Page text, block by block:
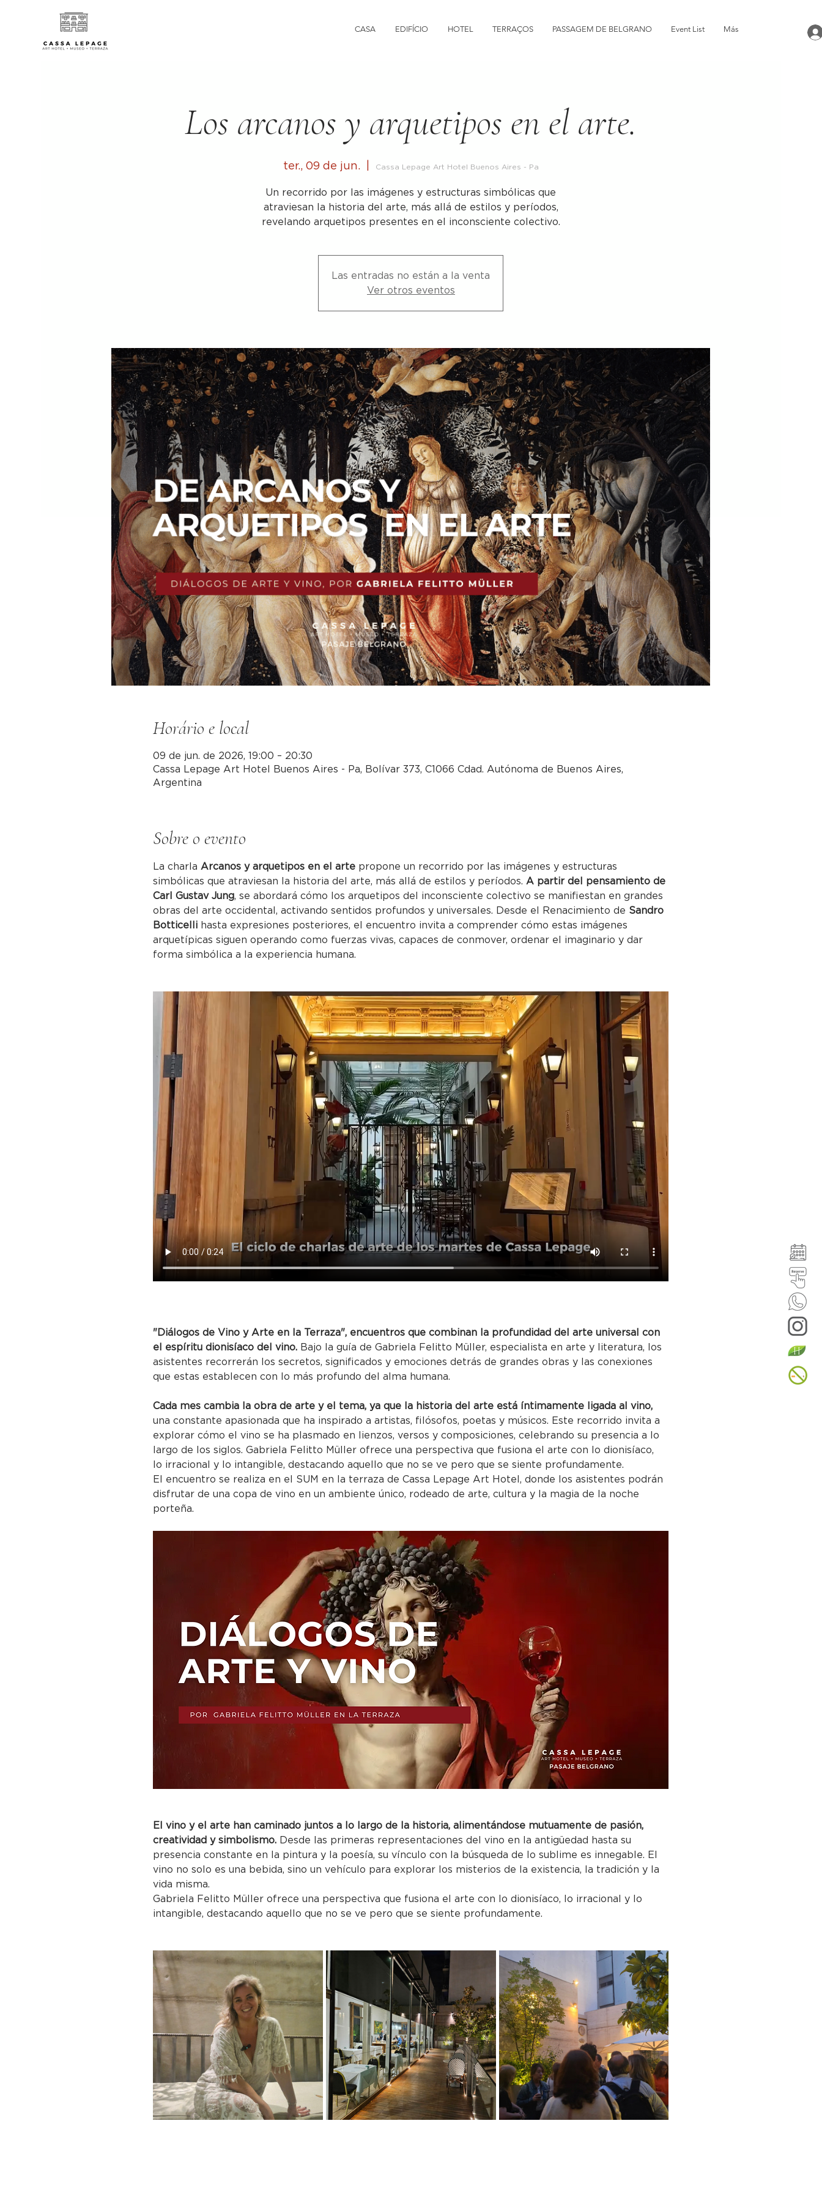
CASA EDIFÍCIO HOTEL TERRAÇOS PASSAGEM DE BELGRANO Event List Más
Los arcanos y arquetipos en el arte.
ter., 09 de jun.
  |
Cassa Lepage Art Hotel Buenos Aires - Pa
Un recorrido por las imágenes y estructuras simbólicas que
atraviesan la historia del arte, más allá de estilos y períodos,
revelando arquetipos presentes en el inconsciente colectivo.
Las entradas no están a la venta
Ver otros eventos
Horário e local
09 de jun. de 2026, 19:00 – 20:30
Cassa Lepage Art Hotel Buenos Aires - Pa, Bolívar 373, C1066 Cdad. Autónoma de Buenos Aires,
Argentina
Sobre o evento
La charla Arcanos y arquetipos en el arte propone un recorrido por las imágenes y estructuras
simbólicas que atraviesan la historia del arte, más allá de estilos y períodos. A partir del pensamiento de
Carl Gustav Jung, se abordará cómo los arquetipos del inconsciente colectivo se manifiestan en grandes
obras del arte occidental, activando sentidos profundos y universales. Desde el Renacimiento de Sandro
Botticelli hasta expresiones posteriores, el encuentro invita a comprender cómo estas imágenes
arquetípicas siguen operando como fuerzas vivas, capaces de conmover, ordenar el imaginario y dar
forma simbólica a la experiencia humana.
"Diálogos de Vino y Arte en la Terraza", encuentros que combinan la profundidad del arte universal con
el espíritu dionisíaco del vino. Bajo la guía de Gabriela Felitto Müller, especialista en arte y literatura, los
asistentes recorrerán los secretos, significados y emociones detrás de grandes obras y las conexiones
que estas establecen con lo más profundo del alma humana.
Cada mes cambia la obra de arte y el tema, ya que la historia del arte está íntimamente ligada al vino,
una constante apasionada que ha inspirado a artistas, filósofos, poetas y músicos. Este recorrido invita a
explorar cómo el vino se ha plasmado en lienzos, versos y composiciones, celebrando su presencia a lo
largo de los siglos. Gabriela Felitto Müller ofrece una perspectiva que fusiona el arte con lo dionisíaco,
lo irracional y lo intangible, destacando aquello que no se ve pero que se siente profundamente.
El encuentro se realiza en el SUM en la terraza de Cassa Lepage Art Hotel, donde los asistentes podrán
disfrutar de una copa de vino en un ambiente único, rodeado de arte, cultura y la magia de la noche
porteña.
El vino y el arte han caminado juntos a lo largo de la historia, alimentándose mutuamente de pasión,
creatividad y simbolismo. Desde las primeras representaciones del vino en la antigüedad hasta su
presencia constante en la pintura y la poesía, su vínculo con la búsqueda de lo sublime es innegable. El
vino no solo es una bebida, sino un vehículo para explorar los misterios de la existencia, la tradición y la
vida misma.
Gabriela Felitto Müller ofrece una perspectiva que fusiona el arte con lo dionisíaco, lo irracional y lo
intangible, destacando aquello que no se ve pero que se siente profundamente.